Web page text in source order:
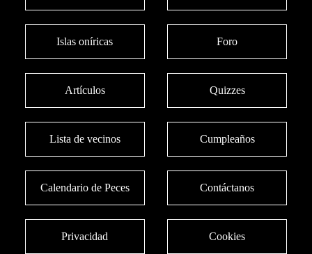
Islas oníricas Foro
Artículos Quizzes
Lista de vecinos Cumpleaños
Calendario de Peces Contáctanos
Privacidad Cookies